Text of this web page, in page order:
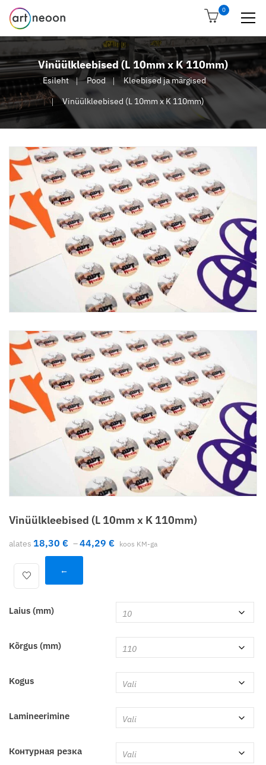
0
Vinüülkleebised (L 10mm x K 110mm)
Esileht Pood
Kleebised ja märgised
Vinüülkleebised (L 10mm x K 110mm)
Vinüülkleebised (L 10mm x K 110mm)
alates 18,30 € –44,29 € Hinnavahemik: 18,30 € kuni 44,29 €
koos KM-ga
←
Laius (mm)
Kõrgus (mm)
Kogus
Lamineerimine
Контурная резка